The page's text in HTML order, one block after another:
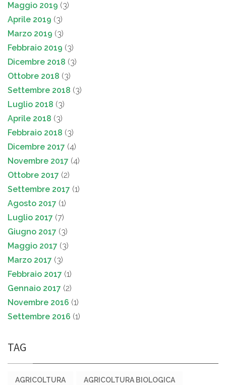
Maggio 2019 (3)
Aprile 2019 (3)
Marzo 2019 (3)
Febbraio 2019 (3)
Dicembre 2018 (3)
Ottobre 2018 (3)
Settembre 2018 (3)
Luglio 2018 (3)
Aprile 2018 (3)
Febbraio 2018 (3)
Dicembre 2017 (4)
Novembre 2017 (4)
Ottobre 2017 (2)
Settembre 2017 (1)
Agosto 2017 (1)
Luglio 2017 (7)
Giugno 2017 (3)
Maggio 2017 (3)
Marzo 2017 (3)
Febbraio 2017 (1)
Gennaio 2017 (2)
Novembre 2016 (1)
Settembre 2016 (1)
TAG
AGRICOLTURA AGRICOLTURA BIOLOGICA